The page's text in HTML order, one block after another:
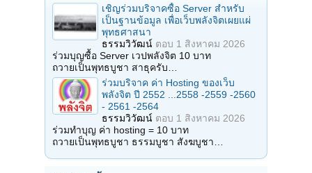
เชิญร่วมบริจาคซื้อ Server สำหรับ
เป็นฐานข้อมูล เพื่อเว็บพลังจิตเผยแผ่
พุทธศาสนา
ธรรมวิวัฒน์ ตอบ 1 สิงหาคม 2026
ร่วมบุญซื้อ Server เวปพลังจิต 10 บาท
ถวายเป็นพุทธบูชา สาธุครับ…
ร่วมบริจาค ค่า Hosting ของเว็บ
พลังจิต ปี 2552 ...2558 -2559 -2560
- 2561 -2564
ธรรมวิวัฒน์ ตอบ 1 สิงหาคม 2026
ร่วมทำบุญ ค่า hosting = 10 บาท
ถวายเป็นพุทธบูชา ธรรมบูชา สังฆบูชา…